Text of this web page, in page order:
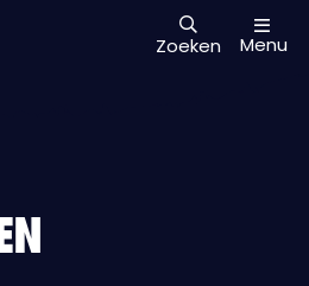
Zoeken Menu